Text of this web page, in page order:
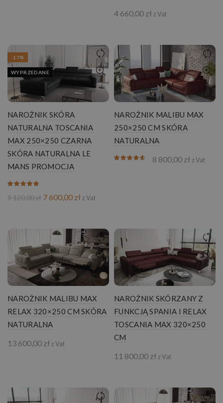
4 660,00 zł z Vat
-17%
WYPRZEDANE
NAROŻNIK SKÓRA
NATURALNA TOSCANIA
MAX 250×250 CZARNA
SKÓRA NATURALNA LE
MANS PROMOCJA
9 120,00zł Pierwotna
120,00 zł.
7 600,00 złAktualna
600,00 zł.
z Vat
NAROŻNIK MALIBU MAX
250×250 CM SKÓRA
NATURALNA
8 800,00 zł z Vat
NAROŻNIK MALIBU MAX
RELAX 320×250 CM SKÓRA
NATURALNA
13 600,00 zł z Vat
NAROŻNIK SKÓRZANY Z
FUNKCJĄ SPANIA I RELAX
TOSCANIA MAX 320×250
CM
11 800,00 zł z Vat